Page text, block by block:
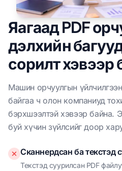
Яагаад PDF
дэлхийн
сорилт хэвээр
Машин орчуулгын
байгаа ч олон компаниуд
бэрхшээлтэй хэвээр байна.
буй хүчин зүйлсийг доор
Сканнердсан ба текстэд
Текстэд суурилсан PDF